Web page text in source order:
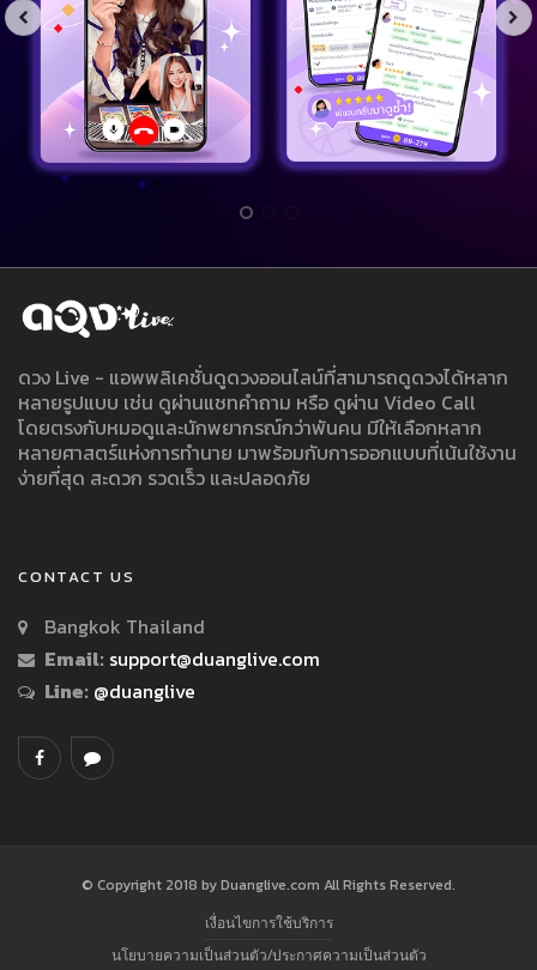
ดวง Live - แอพพลิเคชั่นดูดวงออนไลน์ที่สามารถดูดวงได้หลาก
หลายรูปแบบ เช่น ดูผ่านแชทคำถาม หรือ ดูผ่าน Video Call
โดยตรงกับหมอดูและนักพยากรณ์กว่าพันคน มีให้เลือกหลาก
หลายศาสตร์แห่งการทำนาย มาพร้อมกับการออกแบบที่เน้นใช้งาน
ง่ายที่สุด สะดวก รวดเร็ว และปลอดภัย
CONTACT US
Bangkok Thailand
Email: support@duanglive.com
Line: @duanglive
© Copyright 2018 by Duanglive.com All Rights Reserved.
เงื่อนไขการใช้บริการ
นโยบายความเป็นส่วนตัว/ประกาศความเป็นส่วนตัว